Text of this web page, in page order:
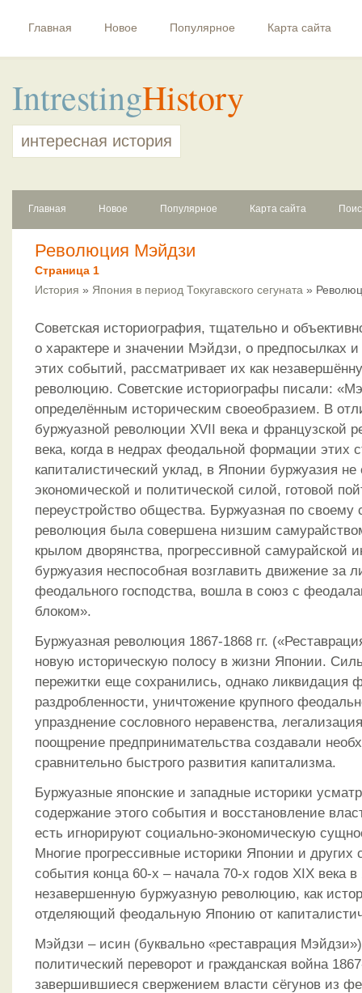
Главная Новое Популярное Карта сайта
IntrestingHistory
интересная история
Главная Новое Популярное Карта сайта
Революция Мэйдзи
Страница 1
История » Япония в период Токугавского сегуната »
Советская историография, тщательно и
о характере и значении Мэйдзи, о предпосылках
этих событий, рассматривает их как
революцию. Советские историографы писали:
определённым историческим своеобразием. В
буржуазной революции XVII века и французской
века, когда в недрах феодальной формации этих
капиталистический уклад, в Японии буржуазия не
экономической и политической силой, готовой
переустройство общества. Буржуазная по своему
революция была совершена низшим
крылом дворянства, прогрессивной самурайской
буржуазия неспособная возглавить движение за
феодального господства, вошла в союз с
блоком».
Буржуазная революция 1867-1868 гг.
новую историческую полосу в жизни Японии.
пережитки еще сохранились, однако ликвидация
раздробленности, уничтожение крупного
упразднение сословного неравенства,
поощрение предпринимательства создавали
сравнительно быстрого развития капитализма.
Буржуазные японские и западные историки
содержание этого события и восстановление
есть игнорируют социально-экономическую
Многие прогрессивные историки Японии и других
события конца 60-х – начала 70-х годов XIX века в
незавершенную буржуазную революцию, как
отделяющий феодальную Японию от
Мэйдзи – исин (буквально «реставрация
политический переворот и гражданская война
завершившиеся свержением власти сёгунов из